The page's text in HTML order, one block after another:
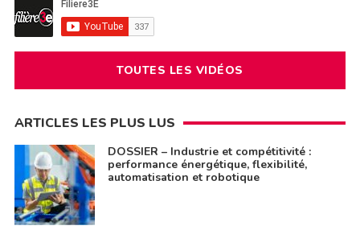
TOUTES LES VIDÉOS
ARTICLES LES PLUS LUS
DOSSIER – Industrie et compétitivité :
performance énergétique, flexibilité,
automatisation et robotique